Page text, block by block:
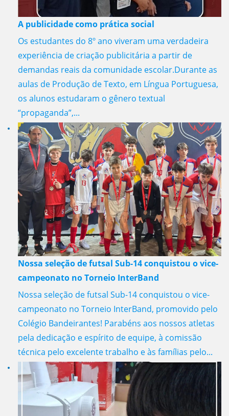
A publicidade como prática social
Os estudantes do 8º ano viveram uma verdadeira
experiência de criação publicitária a partir de
demandas reais da comunidade escolar.Durante as
aulas de Produção de Texto, em Língua Portuguesa,
os alunos estudaram o gênero textual
“propaganda”,...
Nossa seleção de futsal Sub-14 conquistou o vice-
campeonato no Torneio InterBand
Nossa seleção de futsal Sub-14 conquistou o vice-
campeonato no Torneio InterBand, promovido pelo
Colégio Bandeirantes! Parabéns aos nossos atletas
pela dedicação e espírito de equipe, à comissão
técnica pelo excelente trabalho e às famílias pelo...